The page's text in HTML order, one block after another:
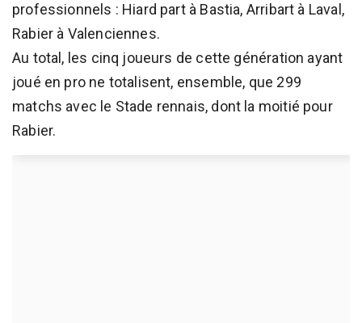
professionnels : Hiard part à Bastia, Arribart à Laval,
Rabier à Valenciennes.
Au total, les cinq joueurs de cette génération ayant
joué en pro ne totalisent, ensemble, que 299
matchs avec le Stade rennais, dont la moitié pour
Rabier.